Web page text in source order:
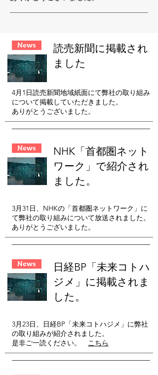
News
読売新聞に掲載され
ました
4月1日読売新聞地域紙面にて弊社の取り組み
について掲載していただきました。
ありがとうございました。
News
​NHK「首都圏ネット
ワーク」で紹介され
ました。
3月31日、NHKの「首都圏ネットワーク」に
て弊社の取り組みについて放送されました。
ありがとうございました。
News
​日経BP「未来コトハ
ジメ」に掲載されま
した。
3月23日、日経BP「未来コトハジメ」に弊社
の取り組みが紹介されました。
是非ご一読ください。 こちら